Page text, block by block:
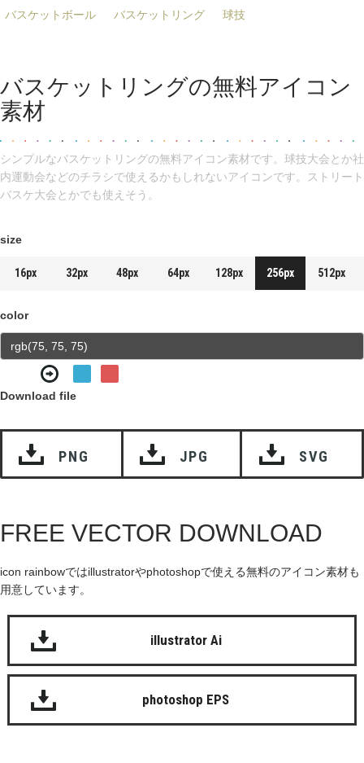
バスケットボール
バスケットリング 球技
バスケットリングの無料アイコン
素材
シンプルなバスケットリングの無料アイコン素材です。球技大会とか社
内運動会などのチラシで使えるかもしれないアイコンです。ストリート
バスケ大会とかでも使えそう。
size
16px 32px 48px 64px 128px 256px 512px
color
Download file
PNG JPG SVG
FREE VECTOR DOWNLOAD
icon rainbowではillustratorやphotoshopで使える無料のアイコン素材も
用意しています。
illustrator Ai
photoshop EPS